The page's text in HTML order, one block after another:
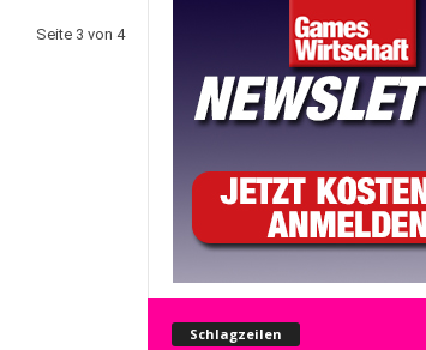
Seite 3 von 4
Schlagzeilen